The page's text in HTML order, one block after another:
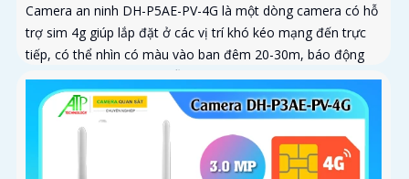
Camera an ninh DH-P5AE-PV-4G là một dòng camera có hỗ
trợ sim 4g giúp lắp đặt ở các vị trí khó kéo mạng đến trực
tiếp, có thể nhìn có màu vào ban đêm 20-30m, báo động
còi hú và đèn chớp tại chỗ, tích hợp khả năng quay xoay
360 độ ấn tượng, chống nước IP 66